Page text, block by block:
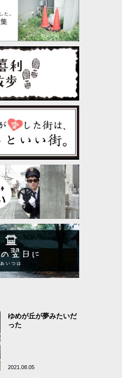
ゆめが丘が夢みたいだ
った
2021.08.05